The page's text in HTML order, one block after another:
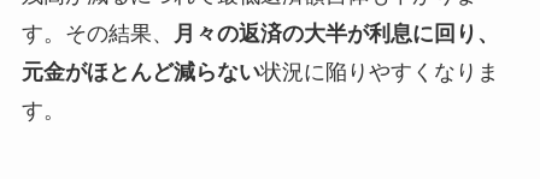
す。その結果、
月々の返済の大半が利息に回り、
元金がほとんど減らない状況に陥りやすくなりま
す。